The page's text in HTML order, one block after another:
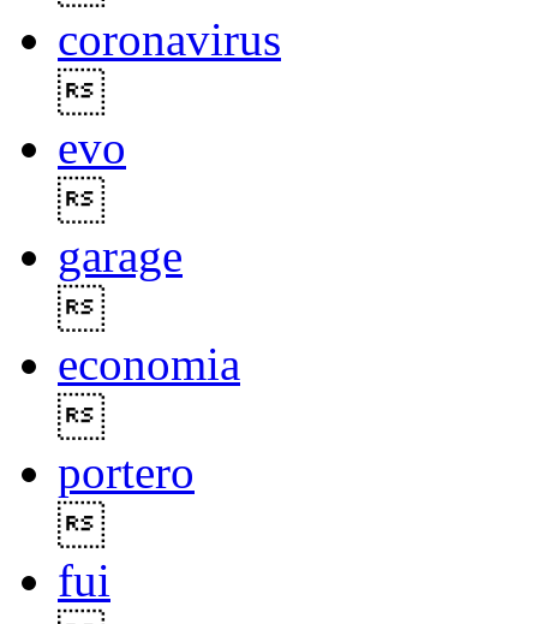
coronavirus
evo
garage
economia
portero
fui